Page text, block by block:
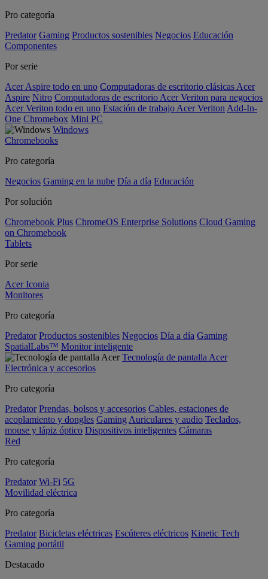
Pro categoría
Predator Gaming Productos sostenibles Negocios Educación
Componentes
Por serie
Acer Aspire todo en uno Computadoras de escritorio clásicas Acer
Aspire Nitro Computadoras de escritorio Acer Veriton para negocios
Acer Veriton todo en uno Estación de trabajo Acer Veriton Add-In-
One Chromebox Mini PC
Windows
Chromebooks
Pro categoría
Negocios Gaming en la nube Día a día Educación
Por solución
Chromebook Plus ChromeOS Enterprise Solutions Cloud Gaming
on Chromebook
Tablets
Por serie
Acer Iconia
Monitores
Pro categoría
Predator Productos sostenibles Negocios Día a día Gaming
SpatialLabs™ Monitor inteligente
Tecnología de pantalla Acer
Electrónica y accesorios
Pro categoría
Predator Prendas, bolsos y accesorios Cables, estaciones de
acoplamiento y dongles Gaming Auriculares y audio Teclados,
mouse y lápiz óptico Dispositivos inteligentes Cámaras
Red
Pro categoría
Predator Wi-Fi 5G
Movilidad eléctrica
Pro categoría
Predator Bicicletas eléctricas Escúteres eléctricos Kinetic Tech
Gaming portátil
Destacado